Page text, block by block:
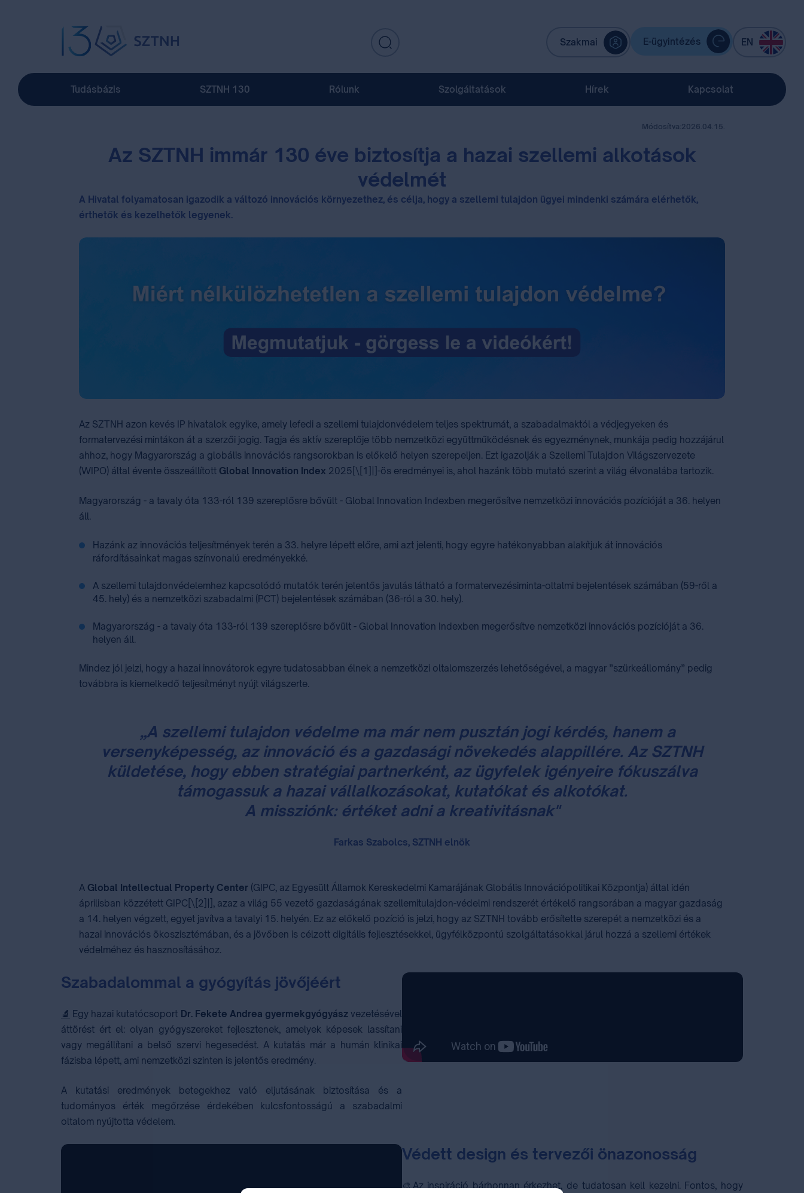
Szakmai E-ügyintézés EN
Tudásbázis SZTNH 130 Rólunk Szolgáltatások Hírek Kapcsolat
Módosítva:2026.04.15.
Az SZTNH immár 130 éve biztosítja a hazai szellemi alkotások
védelmét
A Hivatal folyamatosan igazodik a változó innovációs környezethez, és célja, hogy a szellemi tulajdon ügyei mindenki számára elérhetők,
érthetők és kezelhetők legyenek.
Az SZTNH azon kevés IP hivatalok egyike, amely lefedi a szellemi tulajdonvédelem teljes spektrumát, a szabadalmaktól a védjegyeken és
formatervezési mintákon át a szerzői jogig. Tagja és aktív szereplője több nemzetközi együttműködésnek és egyezménynek, munkája pedig hozzájárul
ahhoz, hogy Magyarország a globális innovációs rangsorokban is előkelő helyen szerepeljen. ⁣Ezt igazolják a Szellemi Tulajdon Világszervezete
(WIPO) által évente összeállított Global Innovation Index 2025[\[1]|]-ös eredményei is, ahol hazánk több mutató szerint a világ élvonalába tartozik.
Magyarország - a tavaly óta 133-ról 139 szereplősre bővült - Global Innovation Indexben megerősítve nemzetközi innovációs pozícióját a 36. helyen
áll.
Hazánk az innovációs teljesítmények terén a 33. helyre lépett előre, ami azt jelenti, hogy egyre hatékonyabban alakítjuk át innovációs
ráfordításainkat magas színvonalú eredményekké.
A szellemi tulajdonvédelemhez kapcsolódó mutatók terén jelentős javulás látható a formatervezésiminta-oltalmi bejelentések számában (59-ről a
45. hely) és a nemzetközi szabadalmi (PCT) bejelentések számában (36-ról a 30. hely).
Magyarország - a tavaly óta 133-ról 139 szereplősre bővült - Global Innovation Indexben megerősítve nemzetközi innovációs pozícióját a 36.
helyen áll.
Mindez jól jelzi, hogy a hazai innovátorok egyre tudatosabban élnek a nemzetközi oltalomszerzés lehetőségével, a magyar ”szürkeállomány” pedig
továbbra is kiemelkedő teljesítményt nyújt világszerte.
„A szellemi tulajdon védelme ma már nem pusztán jogi kérdés, hanem a
versenyképesség, az innováció és a gazdasági növekedés alappillére. Az SZTNH
küldetése, hogy ebben stratégiai partnerként, az ügyfelek igényeire fókuszálva
támogassuk a hazai vállalkozásokat, kutatókat és alkotókat.
A missziónk: értéket adni a kreativitásnak"
Farkas Szabolcs, SZTNH elnök
A Global Intellectual Property Center (GIPC, az Egyesült Államok Kereskedelmi Kamarájának Globális Innovációpolitikai Központja) által idén
áprilisban közzétett GIPC[\[2]|], azaz a világ 55 vezető gazdaságának szellemitulajdon-védelmi rendszerét értékelő rangsorában a magyar gazdaság
a 14. helyen végzett, egyet javítva a tavalyi 15. helyén. Ez az előkelő pozíció is jelzi, hogy az SZTNH tovább erősítette szerepét a nemzetközi és a
hazai innovációs ökoszisztémában, és a jövőben is célzott digitális fejlesztésekkel, ügyfélközpontú szolgáltatásokkal járul hozzá a szellemi értékek
védelméhez és hasznosításához.
Szabadalommal a gyógyítás jövőjéért
🔬 Egy hazai kutatócsoport Dr. Fekete Andrea gyermekgyógyászvezetésével
áttörést ért el: olyan gyógyszereket fejlesztenek, amelyek képesek lassítani
vagy megállítani a belső szervi hegesedést. A kutatás már a humán klinikai
fázisba lépett, ami nemzetközi szinten is jelentős eredmény.
A kutatási eredmények betegekhez való eljutásának biztosítása és a
tudományos érték megőrzése érdekében kulcsfontosságú a szabadalmi
oltalom nyújtotta védelem.
Védett design és tervezői önazonosság
🎨Az inspiráció bárhonnan érkezhet, de tudatosan kell kezelni. Fontos, hogy